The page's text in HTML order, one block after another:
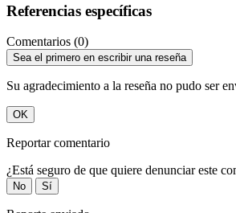
Referencias específicas
Comentarios (0)
Sea el primero en escribir una reseña
Su agradecimiento a la reseña no pudo ser
OK
Reportar comentario
¿Está seguro de que quiere denunciar este
No Sí